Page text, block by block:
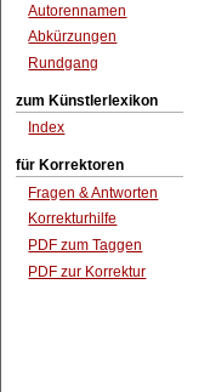
Autorennamen
Abkürzungen
Rundgang
zum Künstlerlexikon
Index
für Korrektoren
Fragen & Antworten
Korrekturhilfe
PDF zum Taggen
PDF zur Korrektur